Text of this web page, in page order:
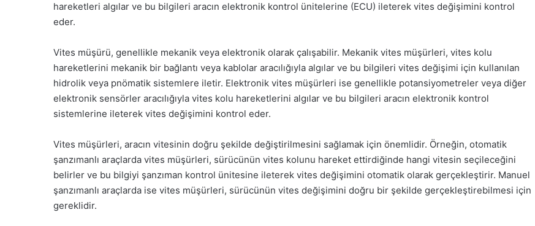
hareketleri algılar ve bu bilgileri aracın elektronik kontrol ünitelerine (ECU) ileterek vites değişimini kontrol
eder.
Vites müşürü, genellikle mekanik veya elektronik olarak çalışabilir. Mekanik vites müşürleri, vites kolu
hareketlerini mekanik bir bağlantı veya kablolar aracılığıyla algılar ve bu bilgileri vites değişimi için kullanılan
hidrolik veya pnömatik sistemlere iletir. Elektronik vites müşürleri ise genellikle potansiyometreler veya diğer
elektronik sensörler aracılığıyla vites kolu hareketlerini algılar ve bu bilgileri aracın elektronik kontrol
sistemlerine ileterek vites değişimini kontrol eder.
Vites müşürleri, aracın vitesinin doğru şekilde değiştirilmesini sağlamak için önemlidir. Örneğin, otomatik
şanzımanlı araçlarda vites müşürleri, sürücünün vites kolunu hareket ettirdiğinde hangi vitesin seçileceğini
belirler ve bu bilgiyi şanzıman kontrol ünitesine ileterek vites değişimini otomatik olarak gerçekleştirir. Manuel
şanzımanlı araçlarda ise vites müşürleri, sürücünün vites değişimini doğru bir şekilde gerçekleştirebilmesi için
gereklidir.